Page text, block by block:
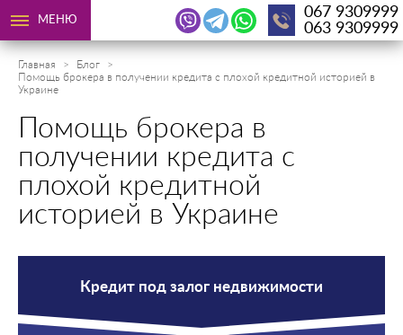
МЕНЮ
067 9309999
063 9309999
Главная
Блог
Помощь брокера в получении кредита с плохой кредитной историей в
Украине
Помощь брокера в
получении кредита с
плохой кредитной
историей в Украине
Кредит под залог недвижимости